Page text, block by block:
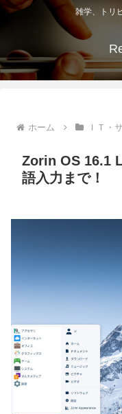
雑学、トリ
ホーム ＩＴ・
Zorin OS 16.1
語入力まで！